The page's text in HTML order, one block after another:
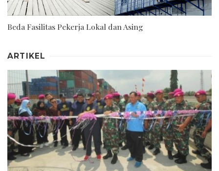
Beda Fasilitas Pekerja Lokal dan Asing
ARTIKEL